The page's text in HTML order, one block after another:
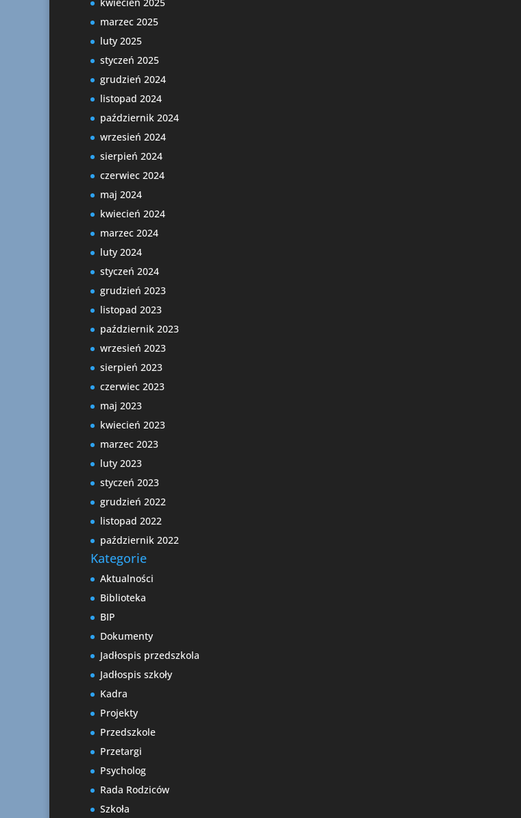
marzec 2025
luty 2025
styczeń 2025
grudzień 2024
listopad 2024
październik 2024
wrzesień 2024
sierpień 2024
czerwiec 2024
maj 2024
kwiecień 2024
marzec 2024
luty 2024
styczeń 2024
grudzień 2023
listopad 2023
październik 2023
wrzesień 2023
sierpień 2023
czerwiec 2023
maj 2023
kwiecień 2023
marzec 2023
luty 2023
styczeń 2023
grudzień 2022
listopad 2022
październik 2022
Kategorie
Aktualności
Biblioteka
BIP
Dokumenty
Jadłospis przedszkola
Jadłospis szkoły
Kadra
Projekty
Przedszkole
Przetargi
Psycholog
Rada Rodziców
Szkoła